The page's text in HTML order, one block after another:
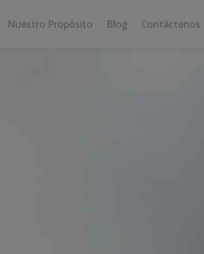
Nuestro Propósito Blog Contáctenos